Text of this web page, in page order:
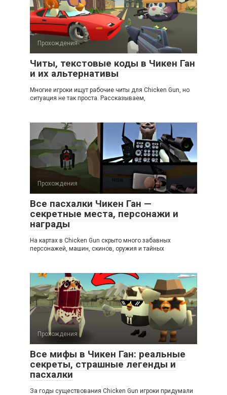
Прохождения
Читы, текстовые коды в Чикен Ган
и их альтернативы
Многие игроки ищут рабочие читы для Chicken Gun, но
ситуация не так проста. Рассказываем,
Прохождения
Все пасхалки Чикен Ган —
секретные места, персонажи и
награды
На картах в Chicken Gun скрыто много забавных
персонажей, машин, скинов, оружия и тайных
Прохождения
Все мифы в Чикен Ган: реальные
секреты, страшные легенды и
пасхалки
За годы существования Chicken Gun игроки придумали